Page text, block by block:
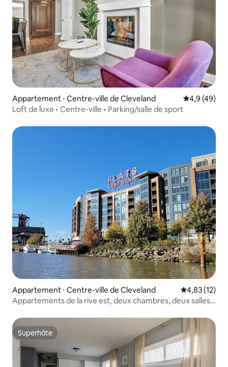
Appartement ⋅ Centre-ville de Cleveland Évaluation
4,9 (49)
Loft de luxe • Centre-ville • Parking/salle de sport
Appartement ⋅ Centre-ville de Cleveland Évaluation
4,83 (12)
Appartements de la rive est, deux chambres, deux salles
Superhôte
Superhôte